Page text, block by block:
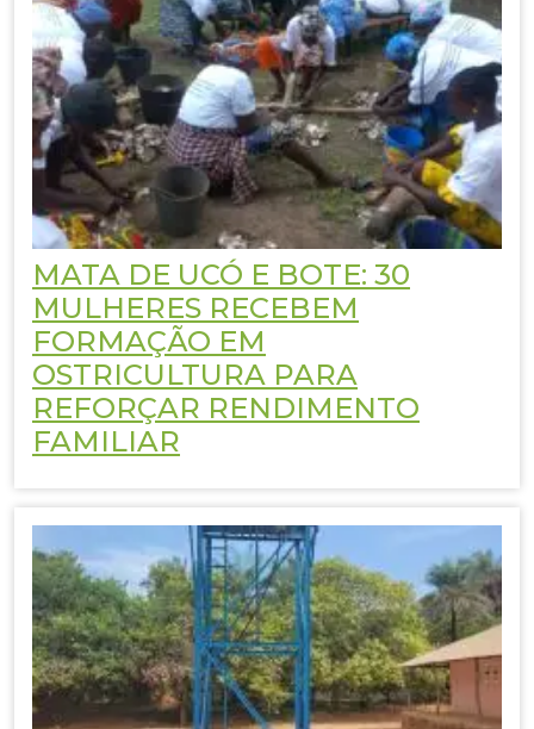
MATA DE UCÓ E BOTE: 30
MULHERES RECEBEM
FORMAÇÃO EM
OSTRICULTURA PARA
REFORÇAR RENDIMENTO
FAMILIAR